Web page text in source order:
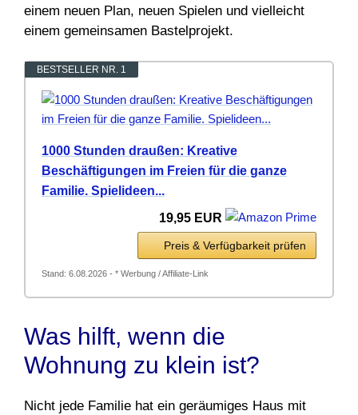
einem neuen Plan, neuen Spielen und vielleicht
einem gemeinsamen Bastelprojekt.
BESTSELLER NR. 1
1000 Stunden draußen: Kreative
Beschäftigungen im Freien für die ganze
Familie. Spielideen...
19,95 EUR
Preis & Verfügbarkeit prüfen
Stand: 6.08.2026 - * Werbung / Affiliate-Link
Was hilft, wenn die
Wohnung zu klein ist?
Nicht jede Familie hat ein geräumiges Haus mit